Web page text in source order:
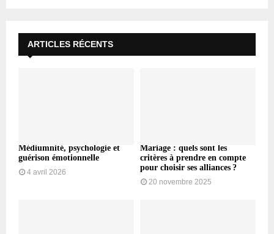
ARTICLES RÉCENTS
Médiumnité, psychologie et
guérison émotionnelle
4 avril 2026
Mariage : quels sont les
critères à prendre en compte
pour choisir ses alliances ?
20 novembre 2025